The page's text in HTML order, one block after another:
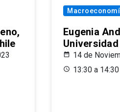
Eugenia
14 de
13:30 a 14:30